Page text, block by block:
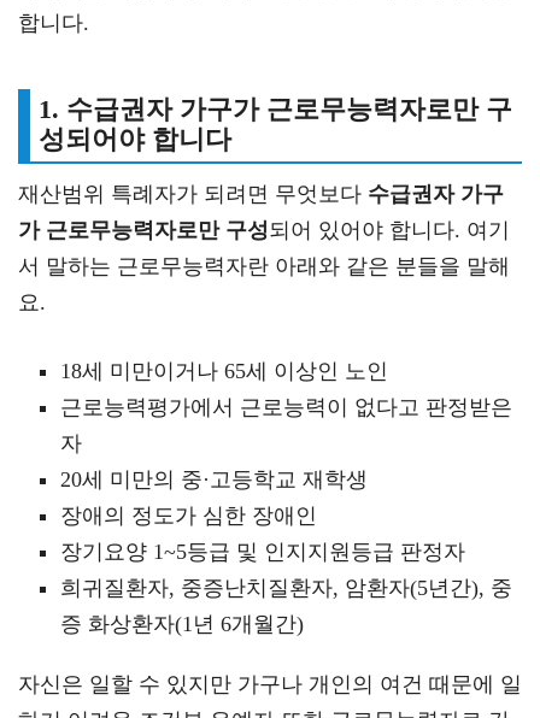
합니다.
1. 수급권자 가구가 근로무능력자로만 구
성되어야 합니다
재산범위 특례자가 되려면 무엇보다 수급권자 가구
가 근로무능력자로만 구성되어 있어야 합니다. 여기
서 말하는 근로무능력자란 아래와 같은 분들을 말해
요.
18세 미만이거나 65세 이상인 노인
근로능력평가에서 근로능력이 없다고 판정받은
자
20세 미만의 중·고등학교 재학생
장애의 정도가 심한 장애인
장기요양 1~5등급 및 인지지원등급 판정자
희귀질환자, 중증난치질환자, 암환자(5년간), 중
증 화상환자(1년 6개월간)
자신은 일할 수 있지만 가구나 개인의 여건 때문에 일